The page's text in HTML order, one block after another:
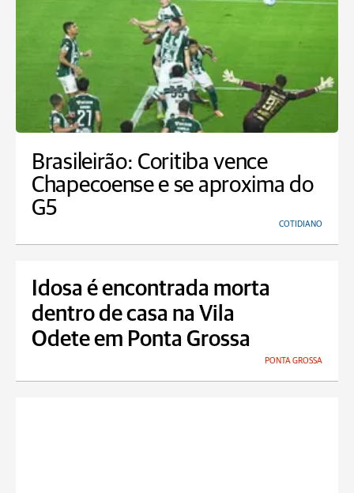
Brasileirão: Coritiba vence
Chapecoense e se aproxima do
G5
COTIDIANO
Idosa é encontrada morta
dentro de casa na Vila
Odete em Ponta Grossa
PONTA GROSSA